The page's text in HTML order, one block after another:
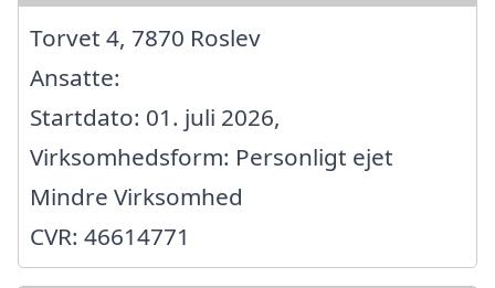
Torvet 4, 7870 Roslev
Ansatte:
Startdato: 01. juli 2026,
Virksomhedsform: Personligt ejet
Mindre Virksomhed
CVR: 46614771